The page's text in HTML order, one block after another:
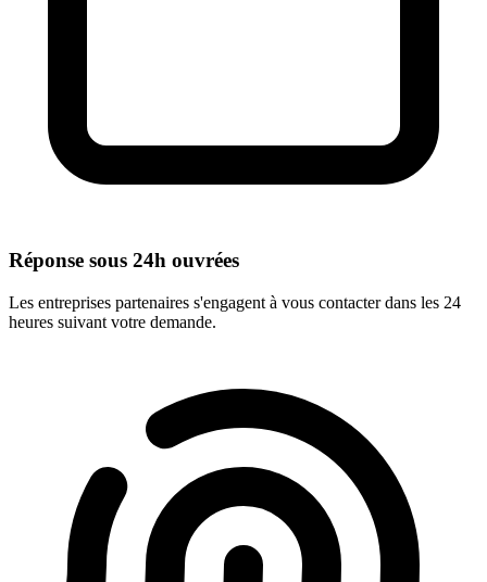
Réponse sous 24h ouvrées
Les entreprises partenaires s'engagent à vous contacter dans les 24
heures suivant votre demande.